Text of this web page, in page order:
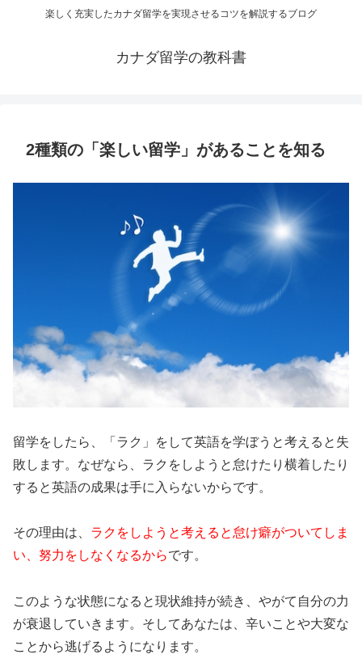
楽しく充実したカナダ留学を実現させるコツを解説するブログ
カナダ留学の教科書
2種類の「楽しい留学」があることを知る
留学をしたら、「ラク」
をして英語を学ぼうと考えると失
敗します。なぜなら、 ラクをしようと怠けたり横着したり
すると英語の成果は手に入らないからです。
その理由は、 ラクをしようと考えると怠け癖がついてしま
い、努力をしなくなるからです。
このような状態になると現状維持が続き、やがて自分の力
が衰退していきます。そしてあなたは、辛いことや大変な
ことから逃げるようになります。